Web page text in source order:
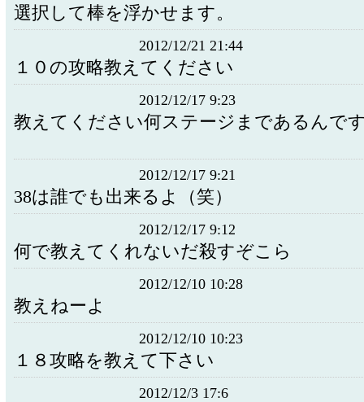
選択して棒を浮かせます。
2012/12/21 21:44
１０の攻略教えてください
2012/12/17 9:23
教えてください何ステージまであるんで
2012/12/17 9:21
38は誰でも出来るよ（笑）
2012/12/17 9:12
何で教えてくれないだ殺すぞこら
2012/12/10 10:28
教えねーよ
2012/12/10 10:23
１８攻略を教えて下さい
2012/12/3 17:6